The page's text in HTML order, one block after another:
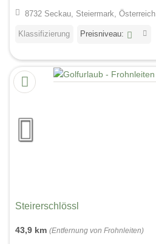
8732 Seckau, Steiermark, Österreich
Klassifizierung Preisniveau:
Steirerschlössl
43,9 km (Entfernung von Frohnleiten)